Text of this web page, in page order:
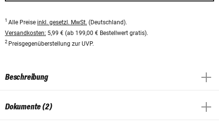
1 Alle Preise inkl. gesetzl. MwSt. (Deutschland).
Versandkosten: 5,99 € (ab 199,00 € Bestellwert gratis).
2 Preisgegenüberstellung zur UVP.
Beschreibung
Dokumente (2)